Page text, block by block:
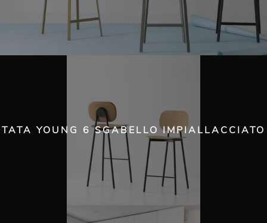
TATA YOUNG 6 SGABELLO IMPIALLACCIATO